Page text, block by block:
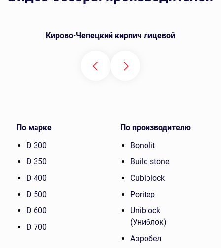
Кирово-Чепецкий кирпич лицевой
По марке
D 300
D 350
D 400
D 500
D 600
D 700
По производителю
Bonolit
Build stone
Cubiblock
Poritep
Uniblock
(Униблок)
Аэробел